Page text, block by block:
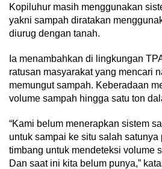
Kopiluhur masih menggunakan
yakni sampah diratakan
diurug dengan tanah.
Ia menambahkan di lingkungan
ratusan masyarakat yang mencari
memungut sampah. Keberadaan
volume sampah hingga satu ton
“Kami belum menerapkan sistem
untuk sampai ke situ salah satunya
timbang untuk mendeteksi volume
Dan saat ini kita belum punya,”